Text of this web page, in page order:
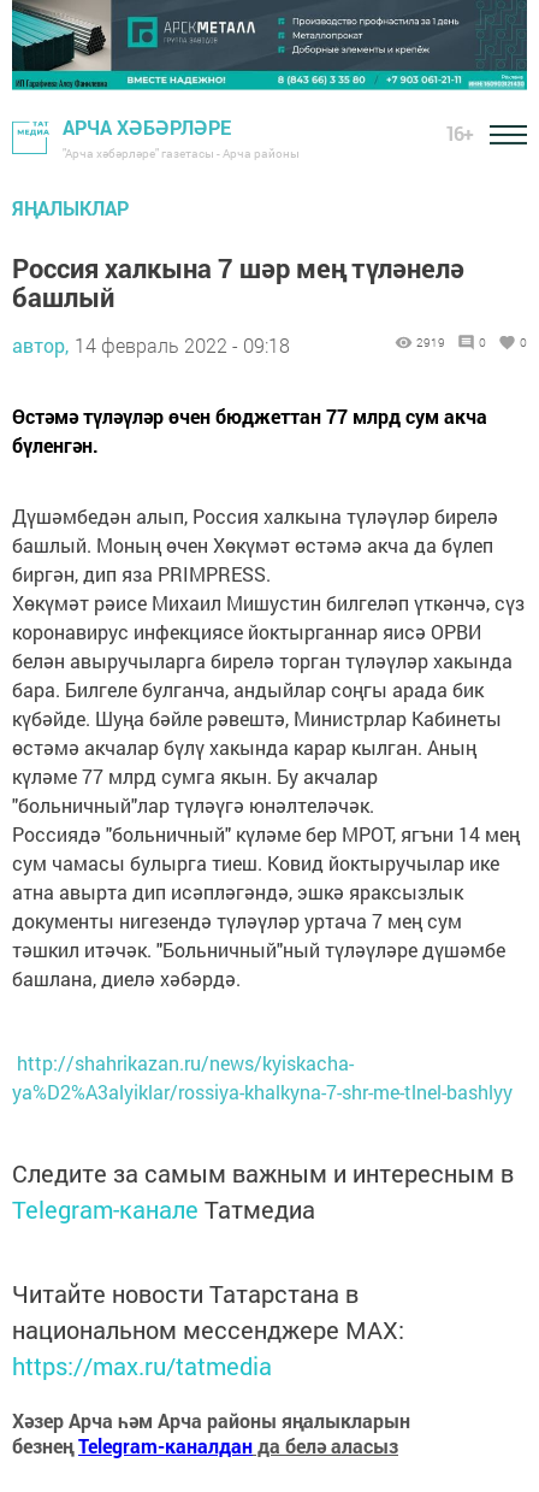
АРЧА ХӘБӘРЛӘРЕ
"Арча хәбәрләре" газетасы - Арча районы
16+
ЯҢАЛЫКЛАР
Россия халкына 7 шәр мең түләнелә
башлый
автор, 14 февраль 2022 - 09:18 2919 0 0
Өстәмә түләүләр өчен бюджеттан 77 млрд сум акча
бүленгән.
Дүшәмбедән алып, Россия халкына түләүләр бирелә
башлый. Моның өчен Хөкүмәт өстәмә акча да бүлеп
биргән, дип яза PRIMPRESS.
Хөкүмәт рәисе Михаил Мишустин билгеләп үткәнчә, сүз
коронавирус инфекциясе йоктырганнар яисә ОРВИ
белән авыручыларга бирелә торган түләүләр хакында
бара. Билгеле булганча, андыйлар соңгы арада бик
күбәйде. Шуңа бәйле рәвештә, Министрлар Кабинеты
өстәмә акчалар бүлү хакында карар кылган. Аның
күләме 77 млрд сумга якын. Бу акчалар
"больничный"лар түләүгә юнәлтеләчәк.
Россиядә "больничный" күләме бер МРОТ, ягъни 14 мең
сум чамасы булырга тиеш. Ковид йоктыручылар ике
атна авырта дип исәпләгәндә, эшкә яраксызлык
документы нигезендә түләүләр уртача 7 мең сум
тәшкил итәчәк. "Больничный"ный түләүләре дүшәмбе
башлана, диелә хәбәрдә.
http://shahrikazan.ru/news/kyiskacha-
ya%D2%A3alyiklar/rossiya-khalkyna-7-shr-me-tlnel-bashlyy
Следите за самым важным и интересным в
Telegram-канале Татмедиа
Читайте новости Татарстана в
национальном мессенджере MАХ:
https://max.ru/tatmedia
Хәзер Арча һәм Арча районы яңалыкларын
безнеңTelegram-каналданда белә аласыз